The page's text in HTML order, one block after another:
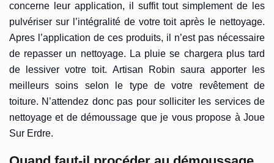
concerne leur application, il suffit tout simplement de les
pulvériser sur l’intégralité de votre toit après le nettoyage.
Apres l’application de ces produits, il n’est pas nécessaire
de repasser un nettoyage. La pluie se chargera plus tard
de lessiver votre toit. Artisan Robin saura apporter les
meilleurs soins selon le type de votre revêtement de
toiture. N’attendez donc pas pour solliciter les services de
nettoyage et de démoussage que je vous propose à Joue
Sur Erdre.